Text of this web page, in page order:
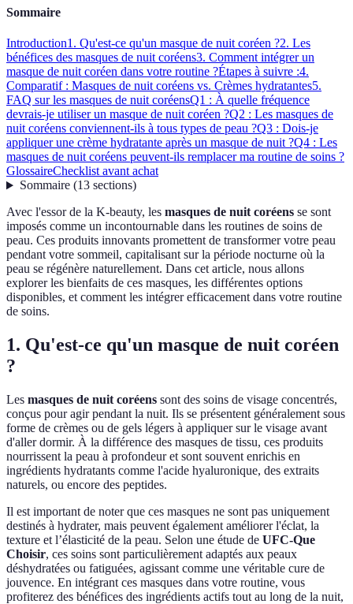
Sommaire
Introduction1. Qu'est-ce qu'un masque de nuit coréen ?2. Les
bénéfices des masques de nuit coréens3. Comment intégrer un
masque de nuit coréen dans votre routine ?Étapes à suivre :4.
Comparatif : Masques de nuit coréens vs. Crèmes hydratantes5.
FAQ sur les masques de nuit coréensQ1 : À quelle fréquence
devrais-je utiliser un masque de nuit coréen ?Q2 : Les masques de
nuit coréens conviennent-ils à tous types de peau ?Q3 : Dois-je
appliquer une crème hydratante après un masque de nuit ?Q4 : Les
masques de nuit coréens peuvent-ils remplacer ma routine de soins ?
GlossaireChecklist avant achat
Sommaire(13 sections)
Avec l'essor de la K-beauty, les masques de nuit coréens se sont
imposés comme un incontournable dans les routines de soins de
peau. Ces produits innovants promettent de transformer votre peau
pendant votre sommeil, capitalisant sur la période nocturne où la
peau se régénère naturellement. Dans cet article, nous allons
explorer les bienfaits de ces masques, les différentes options
disponibles, et comment les intégrer efficacement dans votre routine
de soins.
1. Qu'est-ce qu'un masque de nuit coréen
?
Les masques de nuit coréens sont des soins de visage concentrés,
conçus pour agir pendant la nuit. Ils se présentent généralement sous
forme de crèmes ou de gels légers à appliquer sur le visage avant
d'aller dormir. À la différence des masques de tissu, ces produits
nourrissent la peau à profondeur et sont souvent enrichis en
ingrédients hydratants comme l'acide hyaluronique, des extraits
naturels, ou encore des peptides.
Il est important de noter que ces masques ne sont pas uniquement
destinés à hydrater, mais peuvent également améliorer l'éclat, la
texture et l’élasticité de la peau. Selon une étude de UFC-Que
Choisir, ces soins sont particulièrement adaptés aux peaux
déshydratées ou fatiguées, agissant comme une véritable cure de
jouvence. En intégrant ces masques dans votre routine, vous
profiterez des bénéfices des ingrédients actifs tout au long de la nuit,